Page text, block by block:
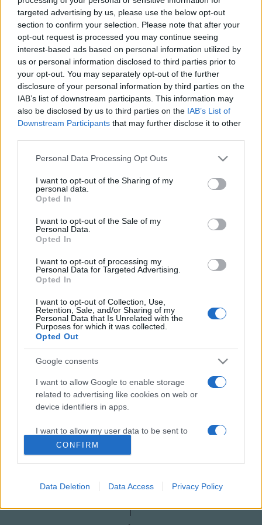
targeted advertising by us, please use the below opt-out
section to confirm your selection. Please note that after your
opt-out request is processed you may continue seeing
interest-based ads based on personal information utilized by
us or personal information disclosed to third parties prior to
your opt-out. You may separately opt-out of the further
disclosure of your personal information by third parties on the
IAB’s list of downstream participants. This information may
also be disclosed by us to third parties on the IAB’s List of
Downstream Participants that may further disclose it to other
Please note that this website/app uses one or more Google
not limited to your visit or usage behaviour. You may click to
grant or deny consent to Google and its third-party tags to
use your data for below specified purposes in below Google
consent section.
Personal Data Processing Opt Outs
I want to opt-out of the Sharing of my
personal data.
Opted In
I want to opt-out of the Sale of my
Personal Data.
Opted In
I want to opt-out of processing my
Personal Data for Targeted Advertising.
Opted In
I want to opt-out of Collection, Use,
Retention, Sale, and/or Sharing of my
Personal Data that Is Unrelated with the
Purposes for which it was collected.
Opted Out
Google consents
I want to allow Google to enable storage
related to advertising like cookies on web or
device identifiers in apps.
I want to allow my user data to be sent to
Google for online advertising purposes.
I want to allow Google to send me
related to analytics like cookies on web or
CONFIRM
Data Deletion Data Access Privacy Policy
előadtak. 1959 óta ő volt az első zeneszerző, akinek műveit
még életében előadták a híres New York-i Carnegie Hallban,
az elmúlt 15 éven összesen hat alkalommal.
AJane Eyrecímű operát Juraj Filas a 2018-as miskolci
Bartók Plusz OperafesztiválA jövő kulcsaelnevezésű
operaíró-versenyére írta, három másik pályaművel együtt
bejutva a döntőbe a 19 közül.
A zeneszerző halálának hírét a kultúrát támogató amerikai
Harmony Alapítvány vezetői, Marta és Stanislav Kotyza
közölték a New York-i Cseh Központtal. A házaspár a 20.
nevezte Filast.
HÍREK VILÁG